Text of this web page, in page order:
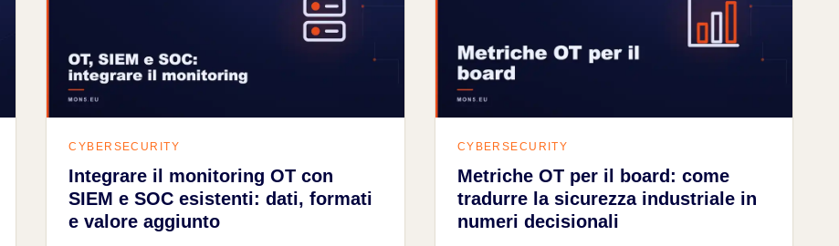
CYBERSECURITY
Integrare il monitoring OT con
SIEM e SOC esistenti: dati, formati
e valore aggiunto
CYBERSECURITY
Metriche OT per il board: come
tradurre la sicurezza industriale in
numeri decisionali